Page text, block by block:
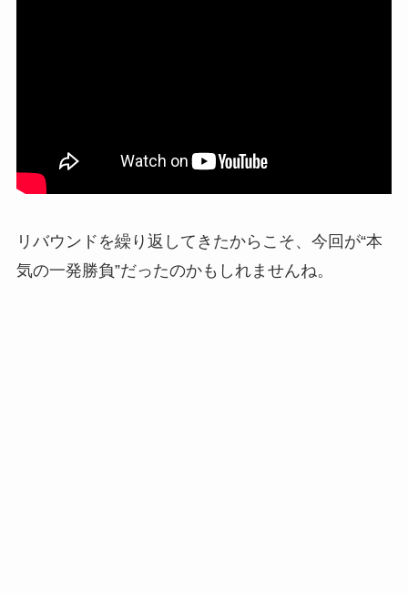
リバウンドを繰り返してきたからこそ、今回が“本
気の一発勝負”だったのかもしれませんね。